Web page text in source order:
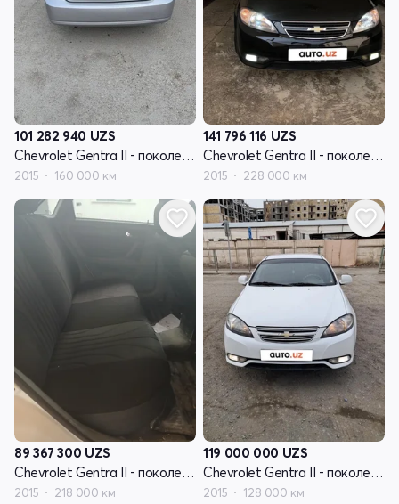
101 282 940 UZS
Chevrolet Gentra II - поколение
2015 160 000 км
141 796 116 UZS
Chevrolet Gentra II - поколение
2015 228 000 км
89 367 300 UZS
Chevrolet Gentra II - поколение
2015 218 000 км
119 000 000 UZS
Chevrolet Gentra II - поколение
2015 128 000 км